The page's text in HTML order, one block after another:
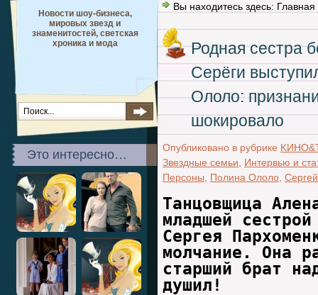
Новости шоу-бизнеса,
мировых звезд и
знаменитостей, светская
хроника и мода
Это интересно…
Вы находитесь здесь: Главная
Родная сестра
Серёги
Ололо:
шокировало
Опубликовано в рубрике
Звездные семьи
Интервью и
Персоны
Полина Ололо
Танцовщица
младшей
Сергея
молчание. Она
старший брат
душил!